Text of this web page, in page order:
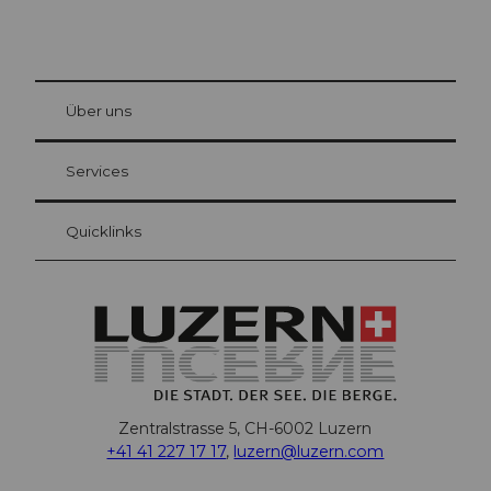
Gästekarte Luzern
Ihre Vorteile als Übernachtungsgast
at Bre
Über uns
Services
Quicklinks
Zentralstrasse 5, CH-6002 Luzern
+41 41 227 17 17, luzern@luzern.com